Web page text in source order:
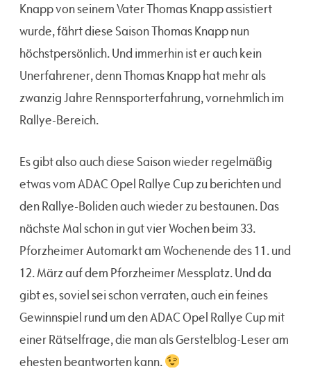
Knapp von seinem Vater Thomas Knapp assistiert
wurde, fährt diese Saison Thomas Knapp nun
höchstpersönlich. Und immerhin ist er auch kein
Unerfahrener, denn Thomas Knapp hat mehr als
zwanzig Jahre Rennsporterfahrung, vornehmlich im
Rallye-Bereich.
Es gibt also auch diese Saison wieder regelmäßig
etwas vom ADAC Opel Rallye Cup zu berichten und
den Rallye-Boliden auch wieder zu bestaunen. Das
nächste Mal schon in gut vier Wochen beim 33.
Pforzheimer Automarkt am Wochenende des 11. und
12. März auf dem Pforzheimer Messplatz. Und da
gibt es, soviel sei schon verraten, auch ein feines
Gewinnspiel rund um den ADAC Opel Rallye Cup mit
einer Rätselfrage, die man als Gerstelblog-Leser am
ehesten beantworten kann.